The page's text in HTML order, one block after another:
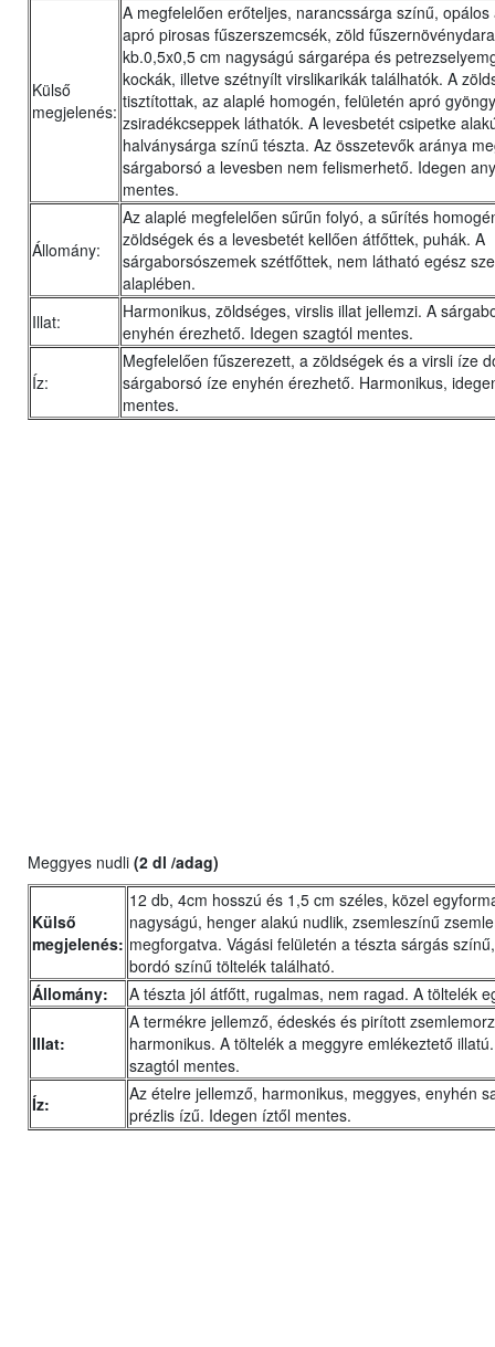
Külső
megjelenés:
A megfelelően erőteljes, narancssárga színű, opálos
apró pirosas fűszerszemcsék, zöld
kb.0,5x0,5 cm nagyságú sárgarépa és
kockák, illetve szétnyílt virslikarikák találhatók. A
tisztítottak, az alaplé homogén, felületén apró
zsiradékcseppek láthatók. A levesbetét csipetke
halványsárga színű tészta. Az összetevők aránya
sárgaborsó a levesben nem felismerhető. Idegen
mentes.
Állomány:
Az alaplé megfelelően sűrűn folyó, a sűrítés
zöldségek és a levesbetét kellően átfőttek, puhák. A
sárgaborsószemek szétfőttek, nem látható egész
alaplében.
Illat:
Harmonikus, zöldséges, virslis illat jellemzi. A
enyhén érezhető. Idegen szagtól mentes.
Íz:
Megfelelően fűszerezett, a zöldségek és a virsli íze
sárgaborsó íze enyhén érezhető. Harmonikus,
mentes.
Meggyes nudli (2 dl /adag)
Külső
megjelenés:
12 db, 4cm hosszú és 1,5 cm széles, közel
nagyságú, henger alakú nudlik, zsemleszínű
megforgatva. Vágási felületén a tészta sárgás
bordó színű töltelék található.
Állomány:
A tészta jól átfőtt, rugalmas, nem ragad. A töltelék
Illat:
A termékre jellemző, édeskés és pirított
harmonikus. A töltelék a meggyre emlékeztető
szagtól mentes.
Íz:
Az ételre jellemző, harmonikus, meggyes, enyhén
prézlis ízű. Idegen íztől mentes.